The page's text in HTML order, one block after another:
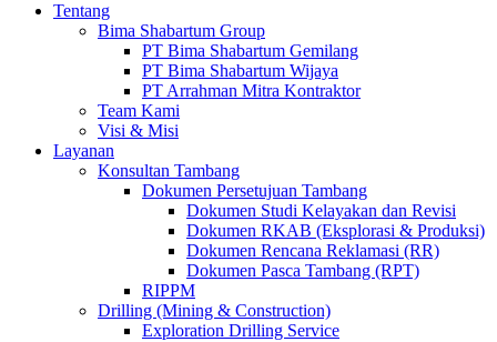
Tentang
Bima Shabartum Group
PT Bima Shabartum Gemilang
PT Bima Shabartum Wijaya
PT Arrahman Mitra Kontraktor
Team Kami
Visi & Misi
Layanan
Konsultan Tambang
Dokumen Persetujuan Tambang
Dokumen Studi Kelayakan dan Revisi
Dokumen RKAB (Eksplorasi & Produksi)
Dokumen Rencana Reklamasi (RR)
Dokumen Pasca Tambang (RPT)
RIPPM
Drilling (Mining & Construction)
Exploration Drilling Service